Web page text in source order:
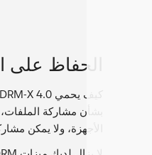
الحفاظ
بشأن مشاركة
الأجهزة، ولا يمكن